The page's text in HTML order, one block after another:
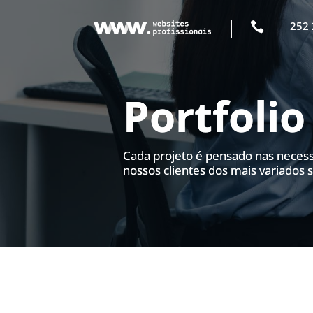
 252
Portfolio
Cada projeto é pensado nas
nossos clientes dos mais variados